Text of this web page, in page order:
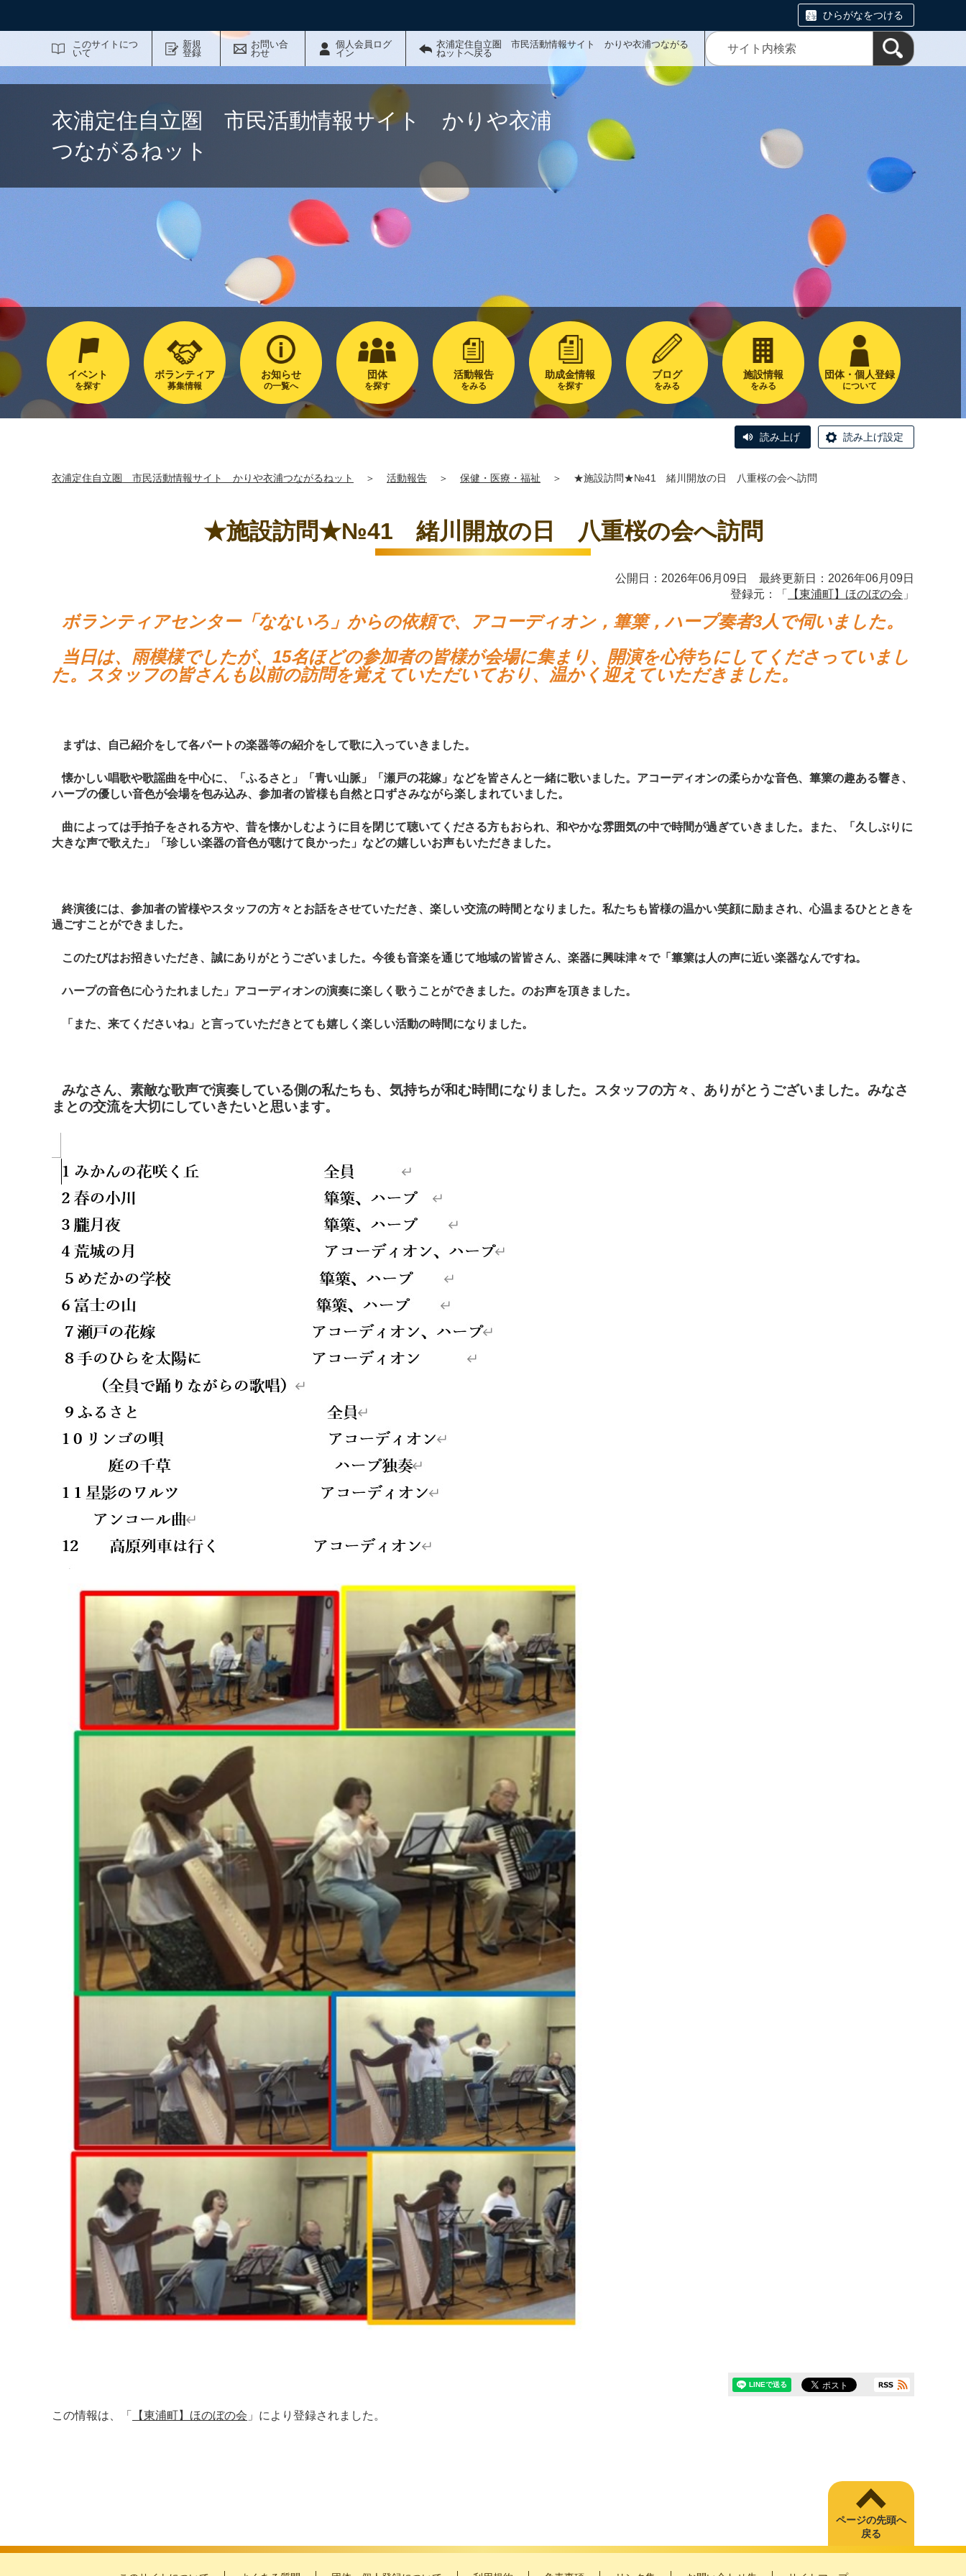
ひらがなをつける
このサイトにつ
いて
新規
登録
お問い合
わせ
個人会員ログ
イン
衣浦定住自立圏 市民活動情報サイト かりや衣浦つながる
ねットへ戻る
衣浦定住自立圏 市民活動情報サイト かりや衣浦
つながるねット
イベント
を探す
ボランティア
募集情報
お知らせ
の一覧へ
団体
を探す
活動報告
をみる
助成金情報
を探す
ブログ
をみる
施設情報
をみる
団体・個人登録
について
読み上げ 読み上げ設定
衣浦定住自立圏 市民活動情報サイト かりや衣浦つながるねット ＞ 活動報告 ＞ 保健・医療・福祉 ＞ ★施設訪問★№41 緒川開放の日 八重桜の会へ訪問
★施設訪問★№41 緒川開放の日 八重桜の会へ訪問
公開日：2026年06月09日 最終更新日：2026年06月09日
登録元：「
【東浦町】ほのぼの会 」
ボランティアセンター「なないろ」からの依頼で、アコーディオン，篳篥，ハープ奏者3人で伺いました。
当日は、雨模様でしたが、 15名ほどの参加者の皆様が会場に集まり、開演を心待ちにしてくださっていまし
た。スタッフの皆さんも以前の訪問を覚えていただいており、温かく迎えていただきました。
まずは、自己紹介をして各パートの楽器等の紹介をして歌に入っていきました。
懐かしい唱歌や歌謡曲を中心に、「ふるさと」「青い山脈」「瀬戸の花嫁」などを皆さんと一緒に歌いました。アコーディオンの柔らかな音色、篳篥の趣ある響き、
ハープの優しい音色が会場を包み込み、参加者の皆様も自然と口ずさみながら楽しまれていました。
曲によっては手拍子をされる方や、昔を懐かしむように目を閉じて聴いてくださる方もおられ、和やかな雰囲気の中で時間が過ぎていきました。また、「久しぶりに
大きな声で歌えた」「珍しい楽器の音色が聴けて良かった」などの嬉しいお声もいただきました。
終演後には、参加者の皆様やスタッフの方々とお話をさせていただき、楽しい交流の時間となりました。私たちも皆様の温かい笑顔に励まされ、心温まるひとときを
過ごすことができました。
このたびはお招きいただき、誠にありがとうございました。今後も音楽を通じて地域の皆皆さん、楽器に興味津々で「篳篥は人の声に近い楽器なんですね。
ハープの音色に心うたれました」アコーディオンの演奏に楽しく 歌うことができました。のお声を頂きました。
「また、来てくださいね」と言っていただきとても嬉しく楽しい活動の時間になりました。
みなさん、素敵な歌声で演奏している側の私たちも、気持ちが和む時間になりました。スタッフの方々、ありがとうございました。みなさ
まとの交流を大切にしていきたいと思います。
この情報は、「 【東浦町】ほのぼの会 」により登録されました。
ページの先頭へ
戻る